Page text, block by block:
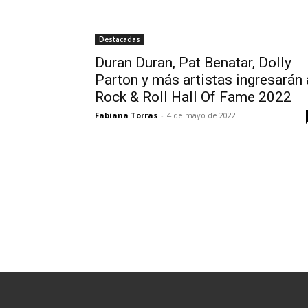
Destacadas
Duran Duran, Pat Benatar, Dolly
Parton y más artistas ingresarán
Rock & Roll Hall Of Fame 2022
Fabiana Torras - 4 de mayo de 2022